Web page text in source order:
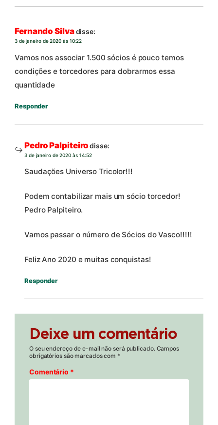
Fernando Silvadisse:
3 de janeiro de 2020 às 10:22
Vamos nos associar 1.500 sócios é pouco temos
condições e torcedores para dobrarmos essa
quantidade
Responder
Pedro Palpiteirodisse:
3 de janeiro de 2020 às 14:52
Saudações Universo Tricolor!!!
Podem contabilizar mais um sócio torcedor!
Pedro Palpiteiro.
Vamos passar o número de Sócios do Vasco!!!!!
Feliz Ano 2020 e muitas conquistas!
Responder
Deixe um comentário
O seu endereço de e-mail não será publicado. Campos
obrigatórios são marcados com *
Comentário *